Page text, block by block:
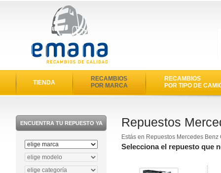
TIENDA
RECAMBIOS
POR MARCA
RECAMBIOS
POR TIPO DE
ENCUENTRA TU REPUESTO YA Repuestos
Estás en Repuestos Mercedes
Selecciona el repuesto que